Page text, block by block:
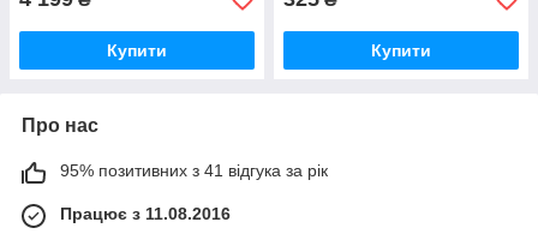
Купити Купити
Про нас
95% позитивних з 41 відгука за рік
Працює з 11.08.2016